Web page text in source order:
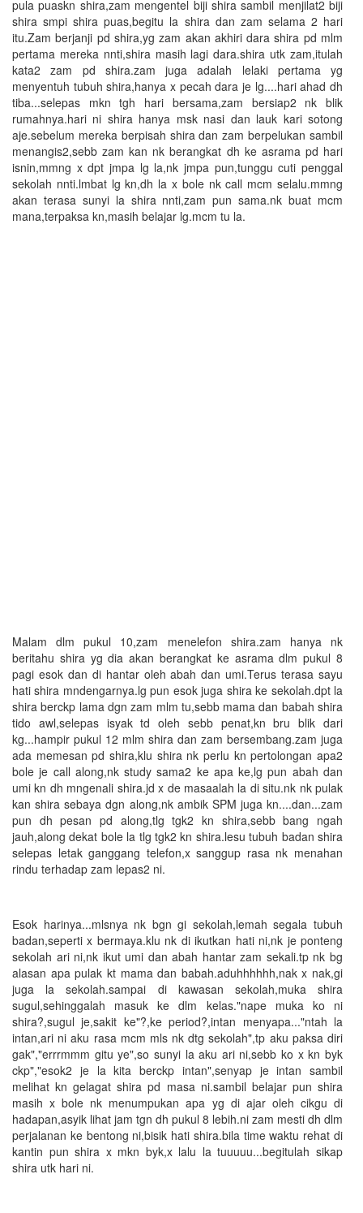
pula puaskn shira,zam mengentel biji shira sambil menjilat2 biji
shira smpi shira puas,begitu la shira dan zam selama 2 hari
itu.Zam berjanji pd shira,yg zam akan akhiri dara shira pd mlm
pertama mereka nnti,shira masih lagi dara.shira utk zam,itulah
kata2 zam pd shira.zam juga adalah lelaki pertama yg
menyentuh tubuh shira,hanya x pecah dara je lg....hari ahad dh
tiba...selepas mkn tgh hari bersama,zam bersiap2 nk blik
rumahnya.hari ni shira hanya msk nasi dan lauk kari sotong
aje.sebelum mereka berpisah shira dan zam berpelukan sambil
menangis2,sebb zam kan nk berangkat dh ke asrama pd hari
isnin,mmng x dpt jmpa lg la,nk jmpa pun,tunggu cuti penggal
sekolah nnti.lmbat lg kn,dh la x bole nk call mcm selalu.mmng
akan terasa sunyi la shira nnti,zam pun sama.nk buat mcm
mana,terpaksa kn,masih belajar lg.mcm tu la.
Malam dlm pukul 10,zam menelefon shira.zam hanya nk
beritahu shira yg dia akan berangkat ke asrama dlm pukul 8
pagi esok dan di hantar oleh abah dan umi.Terus terasa sayu
hati shira mndengarnya.lg pun esok juga shira ke sekolah.dpt la
shira berckp lama dgn zam mlm tu,sebb mama dan babah shira
tido awl,selepas isyak td oleh sebb penat,kn bru blik dari
kg...hampir pukul 12 mlm shira dan zam bersembang.zam juga
ada memesan pd shira,klu shira nk perlu kn pertolongan apa2
bole je call along,nk study sama2 ke apa ke,lg pun abah dan
umi kn dh mngenali shira.jd x de masaalah la di situ.nk nk pulak
kan shira sebaya dgn along,nk ambik SPM juga kn....dan...zam
pun dh pesan pd along,tlg tgk2 kn shira,sebb bang ngah
jauh,along dekat bole la tlg tgk2 kn shira.lesu tubuh badan shira
selepas letak ganggang telefon,x sanggup rasa nk menahan
rindu terhadap zam lepas2 ni.
Esok harinya...mlsnya nk bgn gi sekolah,lemah segala tubuh
badan,seperti x bermaya.klu nk di ikutkan hati ni,nk je ponteng
sekolah ari ni,nk ikut umi dan abah hantar zam sekali.tp nk bg
alasan apa pulak kt mama dan babah.aduhhhhhh,nak x nak,gi
juga la sekolah.sampai di kawasan sekolah,muka shira
sugul,sehinggalah masuk ke dlm kelas."nape muka ko ni
shira?,sugul je,sakit ke"?,ke period?,intan menyapa..."ntah la
intan,ari ni aku rasa mcm mls nk dtg sekolah",tp aku paksa diri
gak","errrmmm gitu ye",so sunyi la aku ari ni,sebb ko x kn byk
ckp","esok2 je la kita berckp intan",senyap je intan sambil
melihat kn gelagat shira pd masa ni.sambil belajar pun shira
masih x bole nk menumpukan apa yg di ajar oleh cikgu di
hadapan,asyik lihat jam tgn dh pukul 8 lebih.ni zam mesti dh dlm
perjalanan ke bentong ni,bisik hati shira.bila time waktu rehat di
kantin pun shira x mkn byk,x lalu la tuuuuu...begitulah sikap
shira utk hari ni.